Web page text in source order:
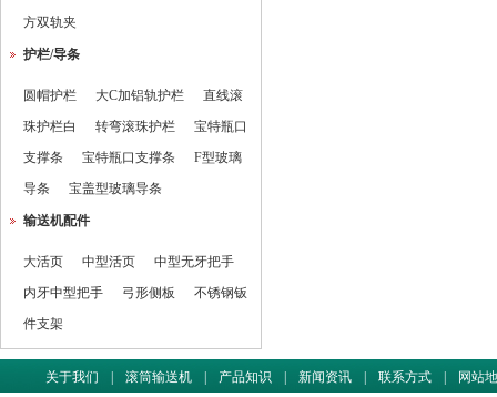
方双轨夹
护栏/导条
圆帽护栏 大C加铝轨护栏
直线滚
珠护栏白
转弯滚珠护栏
宝特瓶口
支撑条
宝特瓶口支撑条
F型玻璃
导条
宝盖型玻璃导条
输送机配件
大活页 中型活页
中型无牙把手
内牙中型把手
弓形侧板
不锈钢钣
件支架
关于我们 滚筒输送机 产品知识 新闻资讯 联系方式 网站